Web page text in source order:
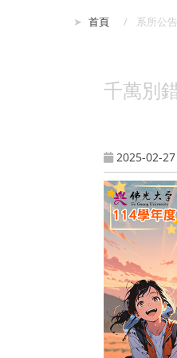
首頁 系所公告
千萬別
2025-02-27